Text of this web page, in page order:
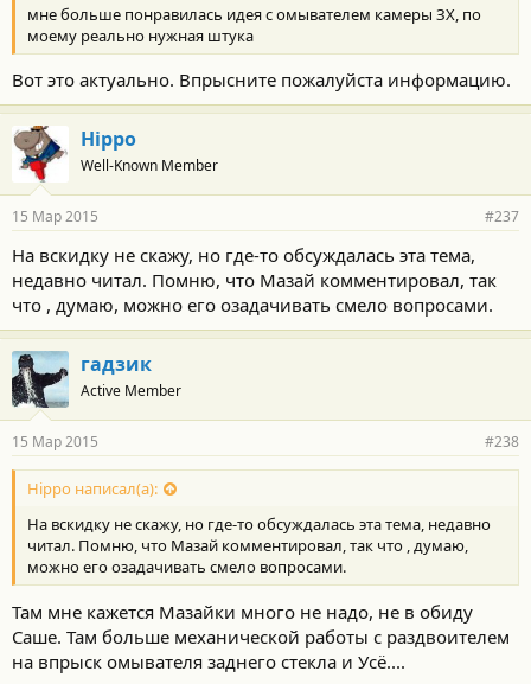
мне больше понравилась идея с омывателем камеры ЗХ, по
моему реально нужная штука
Вот это актуально. Впрысните пожалуйста информацию.
Hippo
Well-Known Member
15 Мар 2015 #237
На вскидку не скажу, но где-то обсуждалась эта тема,
недавно читал. Помню, что Мазай комментировал, так
что , думаю, можно его озадачивать смело вопросами.
гадзик
Active Member
15 Мар 2015 #238
Hippo написал(а):
На вскидку не скажу, но где-то обсуждалась эта тема, недавно
читал. Помню, что Мазай комментировал, так что , думаю,
можно его озадачивать смело вопросами.
Там мне кажется Мазайки много не надо, не в обиду
Саше. Там больше механической работы с раздвоителем
на впрыск омывателя заднего стекла и Усё....